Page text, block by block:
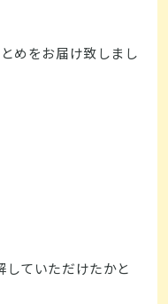
めをお届け致しまし
ていただけたかと